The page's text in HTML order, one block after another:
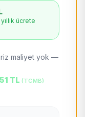
ücrete
maliyet yok —
TL (TCMB)